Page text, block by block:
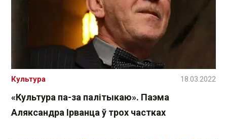
«Культура па-за палітыкаю». Паэма
Аляксандра Ірванца ў трох частках
Культура 18.03.2022